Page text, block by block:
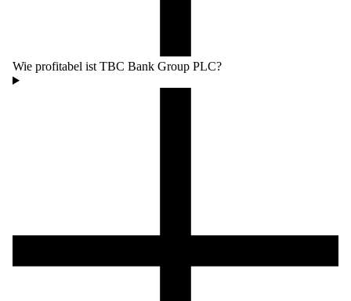
Wie profitabel ist TBC Bank Group PLC?